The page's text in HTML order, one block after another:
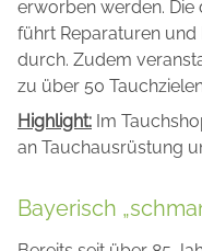
erworben werden.
führt Reparaturen
durch. Zudem
zu über 50
Highlight: Im
an Tauchausrüstung
Bayerisch